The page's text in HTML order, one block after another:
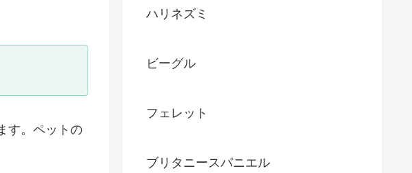
す。ペットの
ハリネズミ
ビーグル
フェレット
ブリタニースパニエル